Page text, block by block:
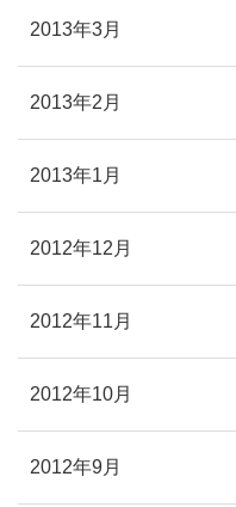
2013年3月
2013年2月
2013年1月
2012年12月
2012年11月
2012年10月
2012年9月